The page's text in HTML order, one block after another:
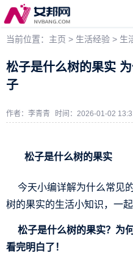
当前位置： 主页 > 生活经验 > 生
松子是什么树的果实
子
作者：李青青 时间：2026-01-02
松子是什么树的果实
今天小编详解为什么常见
树的果实的生活小知识，一起
松子是什么树的果实？为
看完明白了！